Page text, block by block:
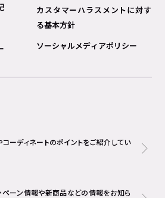
カスタマーハラスメントに対す
る基本方針
ソーシャルメディアポリシー
ーディネートのポイントをご紹介してい
ペーン情報や新商品などの情報をお知ら